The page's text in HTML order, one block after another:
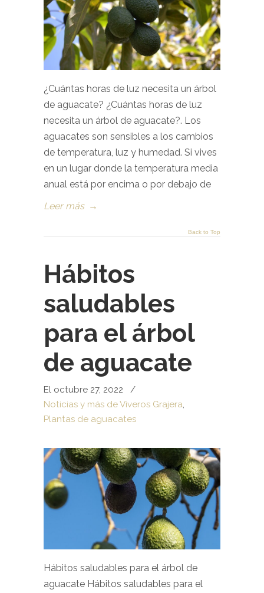
¿Cuántas horas de luz necesita un árbol
de aguacate? ¿Cuántas horas de luz
necesita un árbol de aguacate?. Los
aguacates son sensibles a los cambios
de temperatura, luz y humedad. Si vives
en un lugar donde la temperatura media
anual está por encima o por debajo de
Leer más →
Back to Top
Hábitos
saludables
para el árbol
de aguacate
El octubre 27, 2022
/
Noticias y más de Viveros Grajera,
Plantas de aguacates
Hábitos saludables para el árbol de
aguacate Hábitos saludables para el